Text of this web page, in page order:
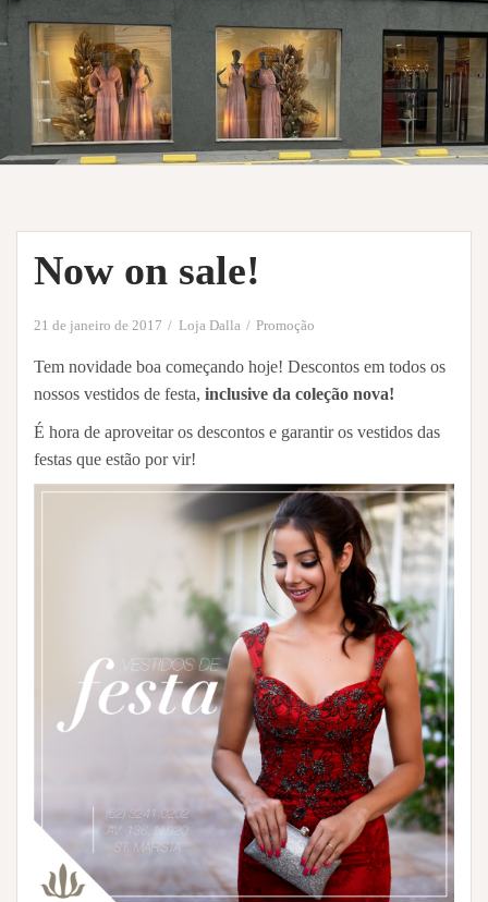
Now on sale!
21 de janeiro de 2017 Loja Dalla Promoção
Tem novidade boa começando hoje! Descontos em todos os
nossos vestidos de festa, inclusive da coleção nova!
É hora de aproveitar os descontos e garantir os vestidos das
festas que estão por vir!